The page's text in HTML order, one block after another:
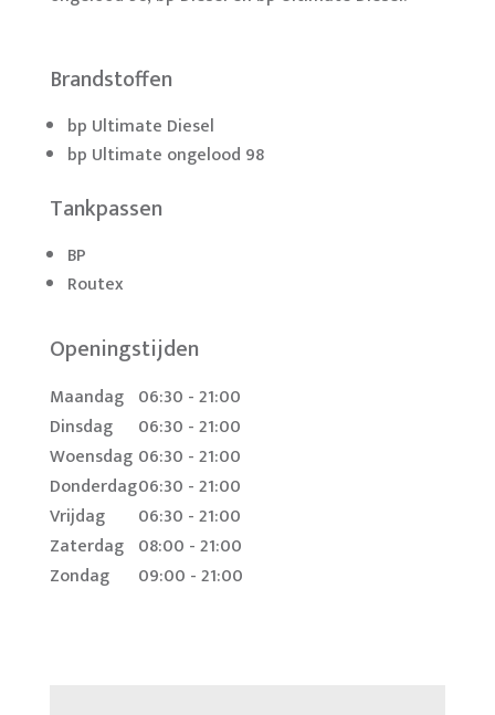
Brandstoffen
bp Ultimate Diesel
bp Ultimate ongelood 98
Tankpassen
BP
Routex
Openingstijden
Maandag 06:30 - 21:00
Dinsdag
06:30 - 21:00
Woensdag 06:30 - 21:00
Donderdag06:30 - 21:00
Vrijdag
06:30 - 21:00
Zaterdag 08:00 - 21:00
Zondag
09:00 - 21:00